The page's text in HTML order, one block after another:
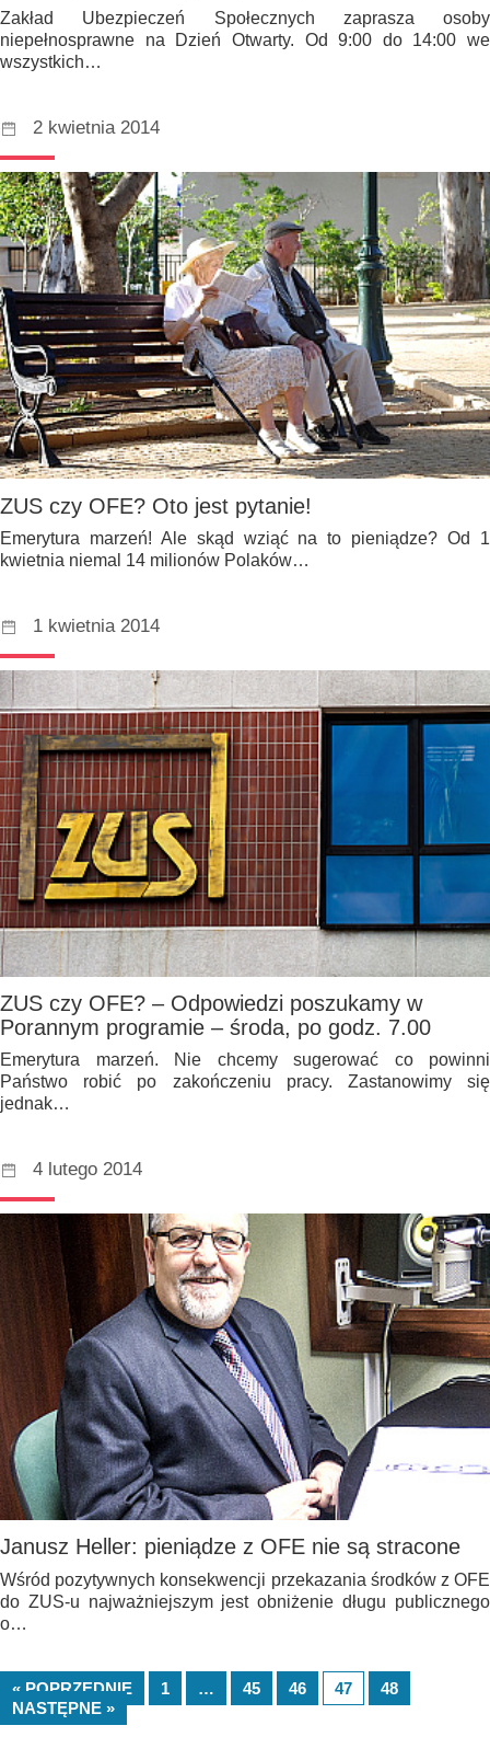
Zakład Ubezpieczeń Społecznych zaprasza osoby
niepełnosprawne na Dzień Otwarty. Od 9:00 do 14:00 we
wszystkich…
2 kwietnia 2014
ZUS czy OFE? Oto jest pytanie!
Emerytura marzeń! Ale skąd wziąć na to pieniądze? Od 1
kwietnia niemal 14 milionów Polaków…
1 kwietnia 2014
ZUS czy OFE? – Odpowiedzi poszukamy w
Porannym programie – środa, po godz. 7.00
Emerytura marzeń. Nie chcemy sugerować co powinni
Państwo robić po zakończeniu pracy. Zastanowimy się
jednak…
4 lutego 2014
Janusz Heller: pieniądze z OFE nie są stracone
Wśród pozytywnych konsekwencji przekazania środków z OFE
do ZUS-u najważniejszym jest obniżenie długu publicznego
o…
« POPRZEDNIE 1 … 45 46 47
48
NASTĘPNE »